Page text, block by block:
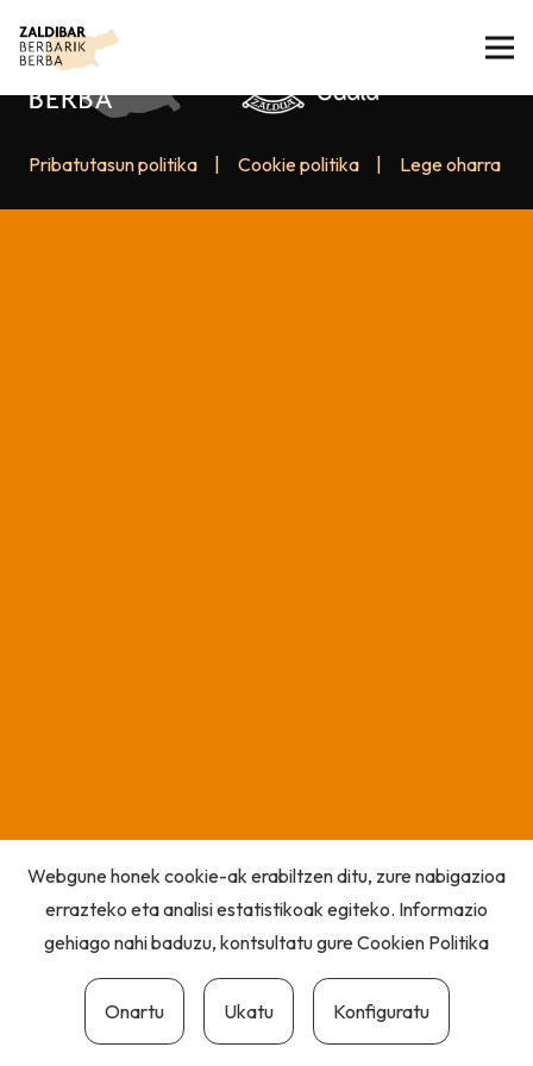
Pribatutasun politika Cookie politika Lege oharra
Webgune honek cookie-ak erabiltzen ditu, zure nabigazioa
errazteko eta analisi estatistikoak egiteko. Informazio
gehiago nahi baduzu, kontsultatu gureCookien Politika
Onartu Ukatu Konfiguratu